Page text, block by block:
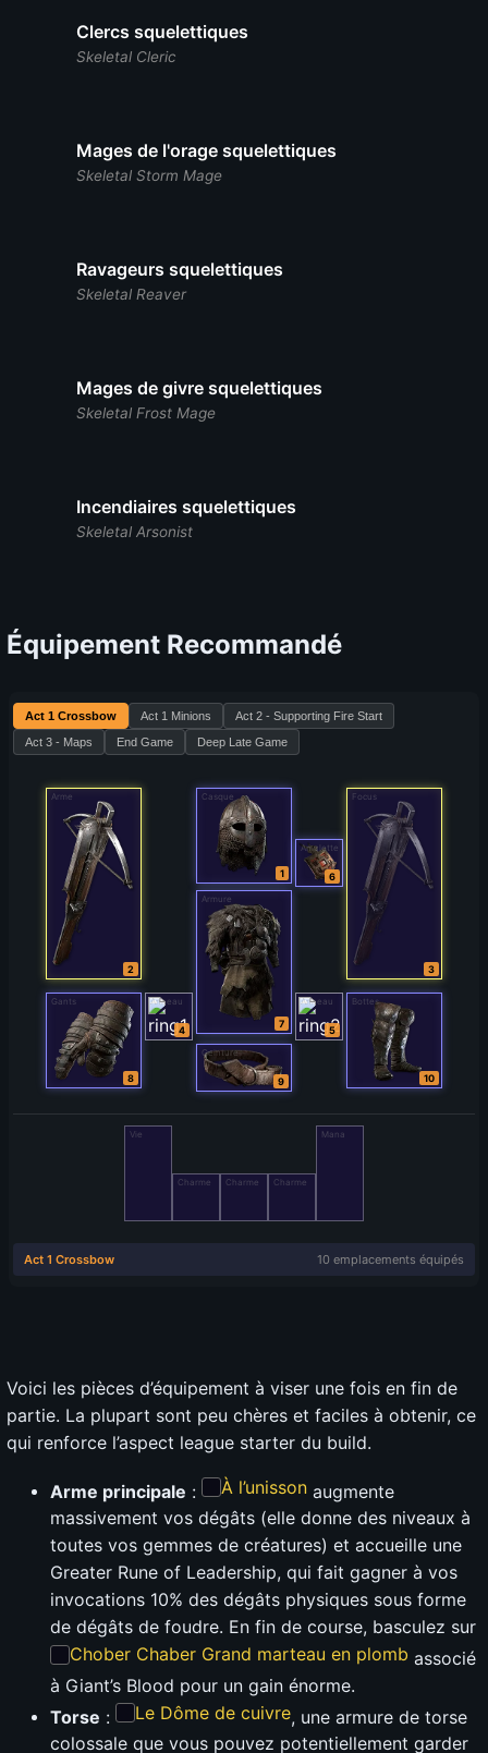
Clercs squelettiques
Skeletal Cleric
Mages de l'orage squelettiques
Skeletal Storm Mage
Ravageurs squelettiques
Skeletal Reaver
Mages de givre squelettiques
Skeletal Frost Mage
Incendiaires squelettiques
Skeletal Arsonist
Équipement Recommandé
Voici les pièces d’équipement à viser une fois en fin de
partie. La plupart sont peu chères et faciles à obtenir, ce
qui renforce l’aspect league starter du build.
Arme principale : À l’unisson augmente
massivement vos dégâts (elle donne des niveaux à
toutes vos gemmes de créatures) et accueille une
Greater Rune of Leadership, qui fait gagner à vos
invocations 10% des dégâts physiques sous forme
de dégâts de foudre. En fin de course, basculez sur
Chober Chaber Grand marteau en plomb associé
à Giant’s Blood pour un gain énorme.
Torse : Le Dôme de cuivre, une armure de torse
colossale que vous pouvez potentiellement garder